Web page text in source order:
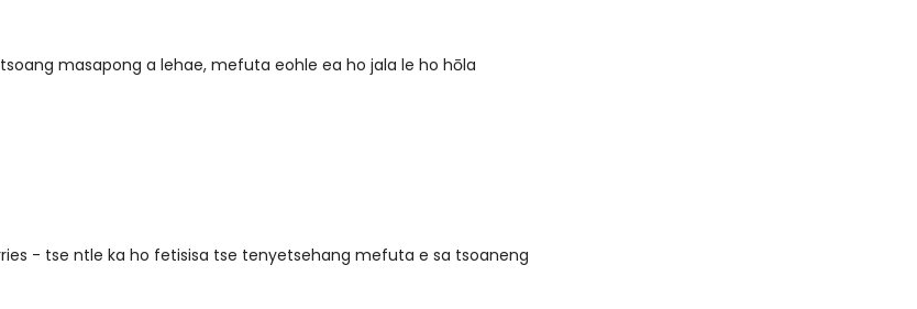
masapong a lehae, mefuta eohle ea ho jala le ho hōla
- tse ntle ka ho fetisisa tse tenyetsehang mefuta e sa tsoaneng